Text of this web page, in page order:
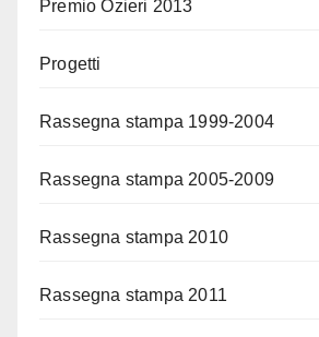
Premio Ozieri 2013
Progetti
Rassegna stampa 1999-2004
Rassegna stampa 2005-2009
Rassegna stampa 2010
Rassegna stampa 2011